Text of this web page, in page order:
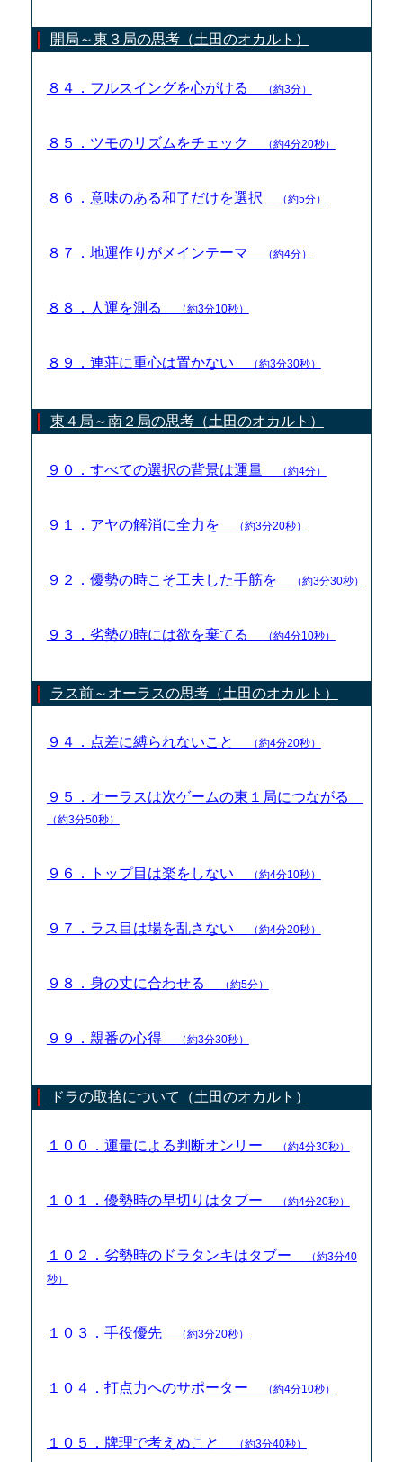
開局～東３局の思考（土田のオカルト）
８４．フルスイングを心がける （約3分）
８５．ツモのリズムをチェック （約4分20秒）
８６．意味のある和了だけを選択 （約5分）
８７．地運作りがメインテーマ （約4分）
８８．人運を測る （約3分10秒）
８９．連荘に重心は置かない （約3分30秒）
東４局～南２局の思考（土田のオカルト）
９０．すべての選択の背景は運量 （約4分）
９１．アヤの解消に全力を （約3分20秒）
９２．優勢の時こそ工夫した手筋を （約3分30秒）
９３．劣勢の時には欲を棄てる （約4分10秒）
ラス前～オーラスの思考（土田のオカルト）
９４．点差に縛られないこと （約4分20秒）
９５．オーラスは次ゲームの東１局につながる
（約3分50秒）
９６．トップ目は楽をしない （約4分10秒）
９７．ラス目は場を乱さない （約4分20秒）
９８．身の丈に合わせる （約5分）
９９．親番の心得 （約3分30秒）
ドラの取捨について（土田のオカルト）
１００．運量による判断オンリー （約4分30秒）
１０１．優勢時の早切りはタブー （約4分20秒）
１０２．劣勢時のドラタンキはタブー
（約3分40
秒）
１０３．手役優先 （約3分20秒）
１０４．打点力へのサポーター （約4分10秒）
１０５．牌理で考えぬこと （約3分40秒）